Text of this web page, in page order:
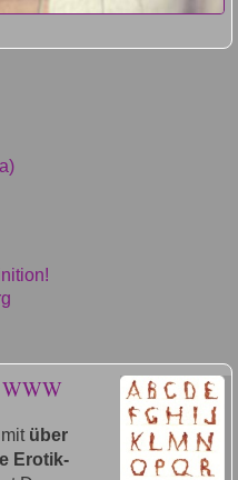
WWW
über
Erotik-